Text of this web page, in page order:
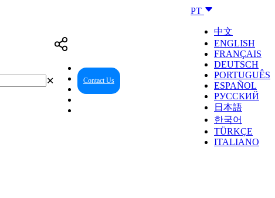
PT
中文
ENGLISH
FRANÇAIS
DEUTSCH
PORTUGUÊS
ESPAÑOL
РУССКИЙ
日本語
한국어
TÜRKÇE
ITALIANO
Contact Us
✕